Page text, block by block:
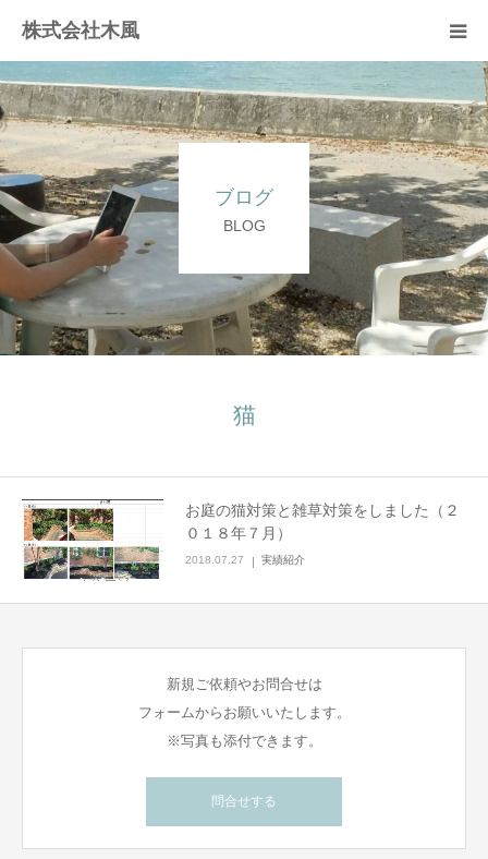
株式会社木風
ブログ
BLOG
猫
お庭の猫対策と雑草対策をしました（２
０１８年７月）
2018.07.27 実績紹介
新規ご依頼やお問合せは
フォームからお願いいたします。
※写真も添付できます。
問合せする
業務案内
資材販売(ブレスパイプ)
樹木医受験応援講座
お問い合せ